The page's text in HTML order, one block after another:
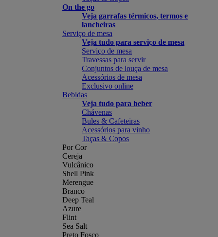
On the go
Veja garrafas térmicos, termos e
lancheiras
Serviço de mesa
Veja tudo para serviço de mesa
Serviço de mesa
Travessas para servir
Conjuntos de louça de mesa
Acessórios de mesa
Exclusivo online
Bebidas
Veja tudo para beber
Chávenas
Bules & Cafeteiras
Acessórios para vinho
Taças & Copos
Por Cor
Cereja
Vulcânico
Shell Pink
Merengue
Branco
Deep Teal
Azure
Flint
Sea Salt
Preto Fosco